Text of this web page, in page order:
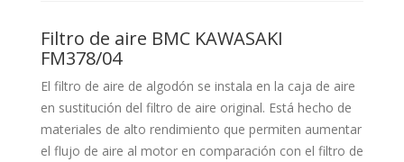
Filtro de aire BMC KAWASAKI
FM378/04
El filtro de aire de algodón se instala en la caja de aire
en sustitución del filtro de aire original. Está hecho de
materiales de alto rendimiento que permiten aumentar
el flujo de aire al motor en comparación con el filtro de